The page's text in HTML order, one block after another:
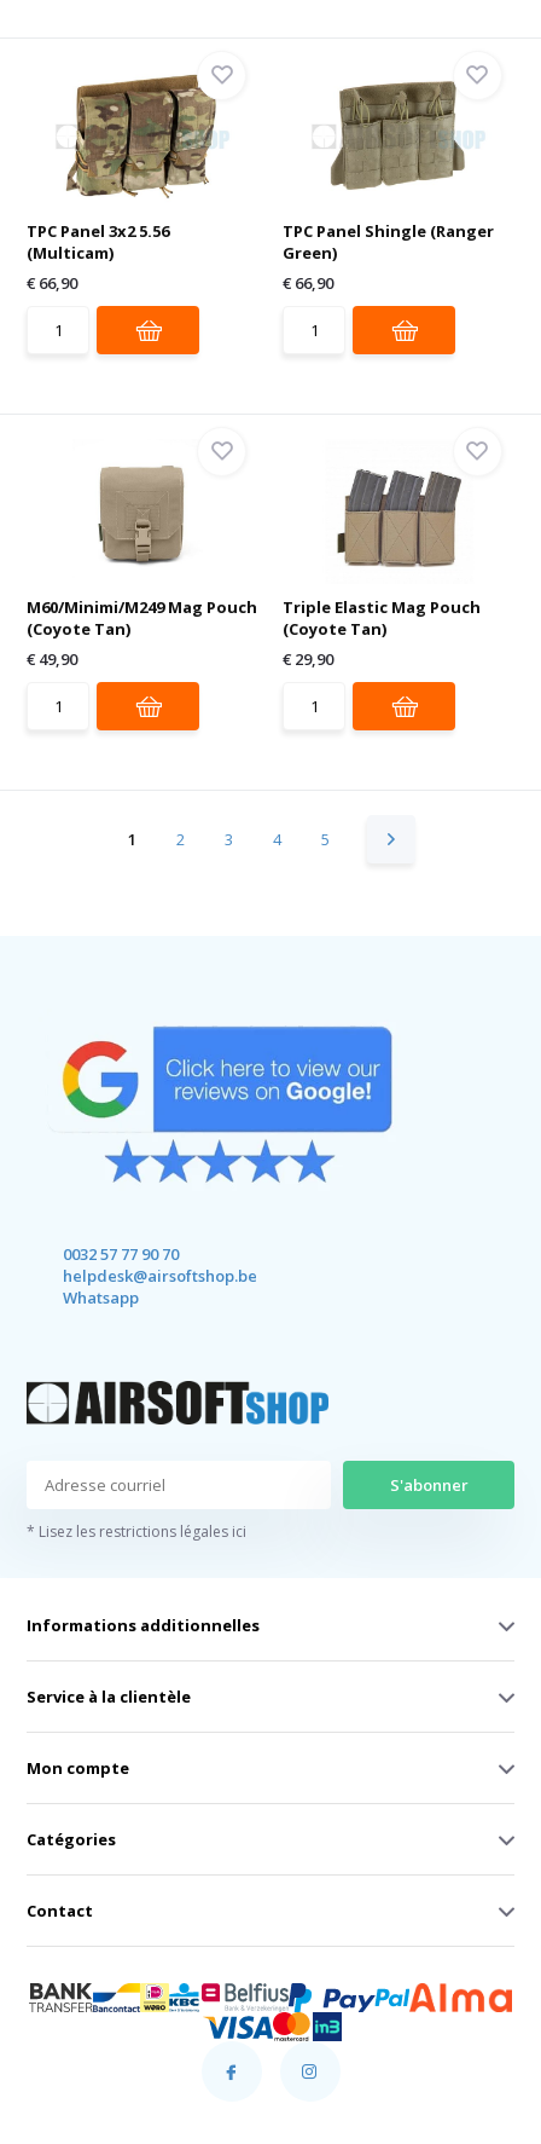
TPC Panel 3x2 5.56
(Multicam)
€ 66,90
TPC Panel Shingle (Ranger
Green)
€ 66,90
M60/Minimi/M249 Mag Pouch
(Coyote Tan)
€ 49,90
Triple Elastic Mag Pouch
(Coyote Tan)
€ 29,90
1 2 3 4 5
0032 57 77 90 70
helpdesk@airsoftshop.be
Whatsapp
S'abonner
* Lisez les restrictions légales ici
Informations additionnelles
Service à la clientèle
Mon compte
Catégories
Contact